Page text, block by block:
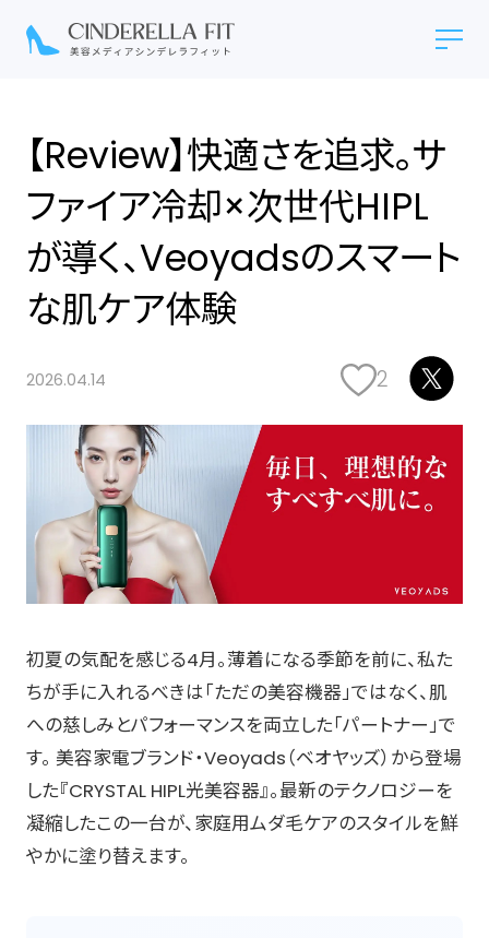
【Review】快適さを追求。サ
ファイア冷却×次世代HIPL
が導く、Veoyadsのスマート
な肌ケア体験
2026.04.14 2
初夏の気配を感じる4月。薄着になる季節を前に、私た
ちが手に入れるべきは「ただの美容機器」ではなく、肌
への慈しみとパフォーマンスを両立した「パートナー」で
す。 美容家電ブランド・Veoyads（ベオヤッズ）から登場
した『CRYSTAL HIPL光美容器』。最新のテクノロジーを
凝縮したこの一台が、家庭用ムダ毛ケアのスタイルを鮮
やかに塗り替えます。